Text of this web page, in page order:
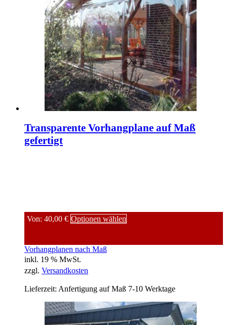
Transparente Vorhangplane auf Maß
gefertigt
Von: 40,00 € Optionen wählen
Vorhangplanen nach Maß
inkl. 19 % MwSt.
zzgl. Versandkosten
Lieferzeit: Anfertigung auf Maß 7-10 Werktage